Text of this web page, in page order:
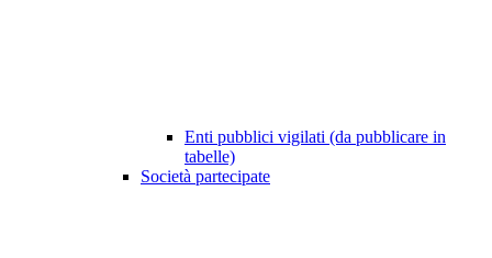
Enti pubblici vigilati (da pubblicare in
tabelle)
Società partecipate